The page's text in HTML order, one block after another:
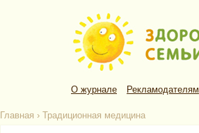
О журнале Рекламодателям
Главная › Традиционная медицина